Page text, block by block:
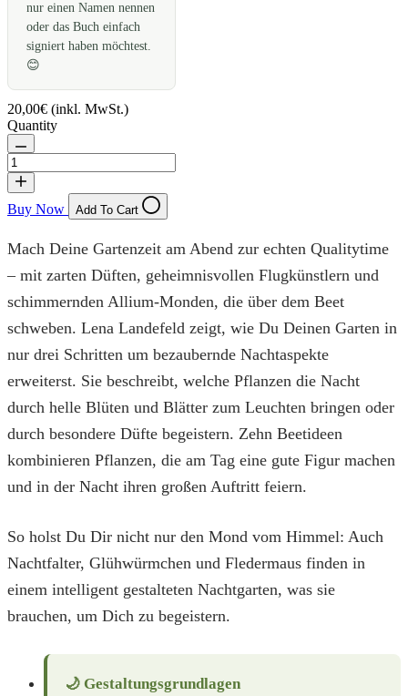
nur einen Namen nennen
oder das Buch einfach
signiert haben möchtest.
😊
20,00€ (inkl. MwSt.)
Quantity
Buy Now Add To Cart
Mach Deine Gartenzeit am Abend zur echten Qualitytime
– mit zarten Düften, geheimnisvollen Flugkünstlern und
schimmernden Allium-Monden, die über dem Beet
schweben. Lena Landefeld zeigt, wie Du Deinen Garten in
nur drei Schritten um bezaubernde Nachtaspekte
erweiterst. Sie beschreibt, welche Pflanzen die Nacht
durch helle Blüten und Blätter zum Leuchten bringen oder
durch besondere Düfte begeistern. Zehn Beetideen
kombinieren Pflanzen, die am Tag eine gute Figur machen
und in der Nacht ihren großen Auftritt feiern.
So holst Du Dir nicht nur den Mond vom Himmel: Auch
Nachtfalter, Glühwürmchen und Fledermaus finden in
einem intelligent gestalteten Nachtgarten, was sie
brauchen, um Dich zu begeistern.
🌙 Gestaltungsgrundlagen